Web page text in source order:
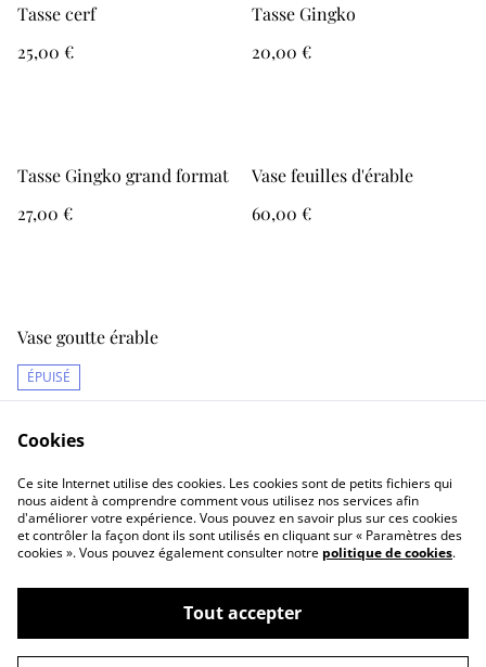
Tasse cerf
25,00 €
Tasse Gingko
20,00 €
Tasse Gingko grand format
27,00 €
Vase feuilles d'érable
60,00 €
Vase goutte érable
ÉPUISÉ
1 2
Formulaire de contact CGV
Cookies
Ce site Internet utilise des cookies. Les cookies sont de petits fichiers qui
nous aident à comprendre comment vous utilisez nos services afin
d'améliorer votre expérience. Vous pouvez en savoir plus sur ces cookies
et contrôler la façon dont ils sont utilisés en cliquant sur « Paramètres des
cookies ». Vous pouvez également consulter notre politique de cookies.
Tout accepter